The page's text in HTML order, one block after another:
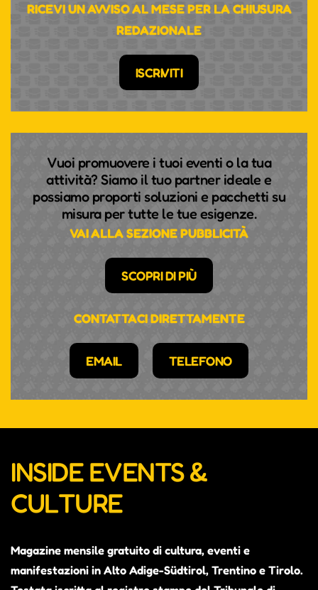
RICEVI UN AVVISO AL MESE PER LA CHIUSURA
REDAZIONALE
ISCRIVITI
Vuoi promuovere i tuoi eventi o la tua
attività? Siamo il tuo partner ideale e
possiamo proporti soluzioni e pacchetti su
misura per tutte le tue esigenze.
VAI ALLA SEZIONE PUBBLICITÀ
SCOPRI DI PIÙ
CONTATTACI DIRETTAMENTE
EMAIL TELEFONO
INSIDE EVENTS &
CULTURE
Magazine mensile gratuito di cultura, eventi e
manifestazioni in Alto Adige-Südtirol, Trentino e Tirolo.